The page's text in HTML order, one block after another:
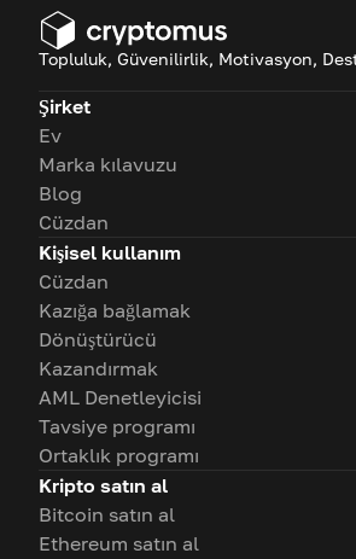
Topluluk, Güvenilirlik, Motivasyon,
Şirket
Ev
Marka kılavuzu
Blog
Cüzdan
Kişisel kullanım
Cüzdan
Kazığa bağlamak
Dönüştürücü
Kazandırmak
AML Denetleyicisi
Tavsiye programı
Ortaklık programı
Kripto satın al
Bitcoin satın al
Ethereum satın al